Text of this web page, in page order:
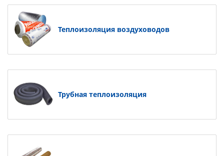
Теплоизоляция воздуховодов
Трубная теплоизоляция